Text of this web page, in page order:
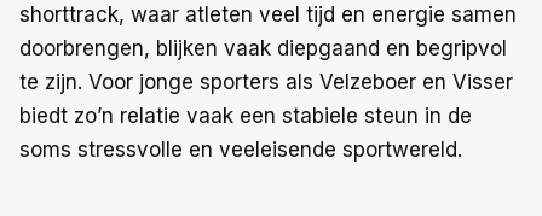
shorttrack, waar atleten veel tijd en energie samen
doorbrengen, blijken vaak diepgaand en begripvol
te zijn. Voor jonge sporters als Velzeboer en Visser
biedt zo’n relatie vaak een stabiele steun in de
soms stressvolle en veeleisende sportwereld.